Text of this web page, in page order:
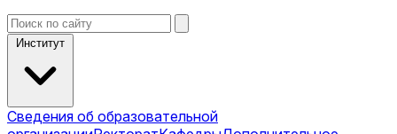
Институт
Сведения об образовательной